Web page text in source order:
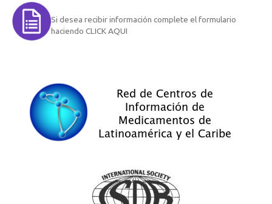
Si desea recibir información complete el formulario
haciendo CLICK AQUI